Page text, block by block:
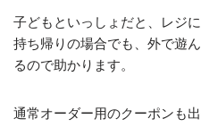
子どもといっしょだと、レジ
持ち帰りの場合でも、外で遊
るので助かります。
通常オーダー用のクーポンも出